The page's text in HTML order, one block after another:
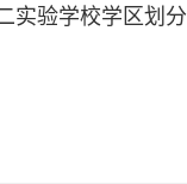
实验学校学区划分